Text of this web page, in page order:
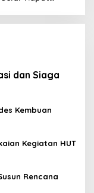
dan Siaga
Kembuan
Kegiatan HUT
Rencana